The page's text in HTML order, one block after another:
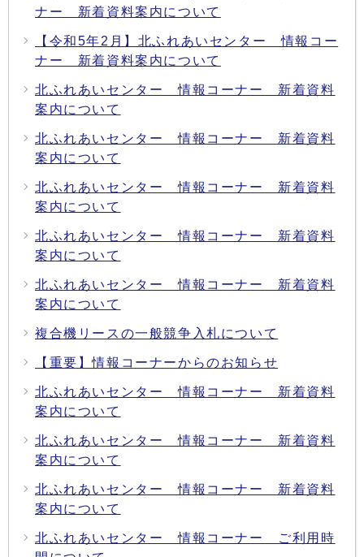
ナー 新着資料案内について
【令和5年2月】北ふれあいセンター 情報コー
ナー 新着資料案内について
北ふれあいセンター 情報コーナー 新着資料
案内について
北ふれあいセンター 情報コーナー 新着資料
案内について
北ふれあいセンター 情報コーナー 新着資料
案内について
北ふれあいセンター 情報コーナー 新着資料
案内について
北ふれあいセンター 情報コーナー 新着資料
案内について
複合機リースの一般競争入札について
【重要】情報コーナーからのお知らせ
北ふれあいセンター 情報コーナー 新着資料
案内について
北ふれあいセンター 情報コーナー 新着資料
案内について
北ふれあいセンター 情報コーナー 新着資料
案内について
北ふれあいセンター 情報コーナー ご利用時